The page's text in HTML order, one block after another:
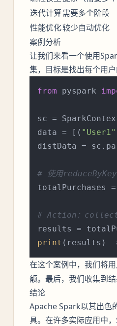
迭代计算需要多个阶段
性能优化较少自动优化
案例分析
让我们来看一个使用
集，目标是找出每个用户
from pyspark
sc =
data = [( "User1"
distData =
# 使用reduceByKey
totalPurchases
# Action：
print (results)
在这个案例中，我们将
额。最后，我们收集到结
结论
Apache Spark以其出色
具。在许多实际应用中